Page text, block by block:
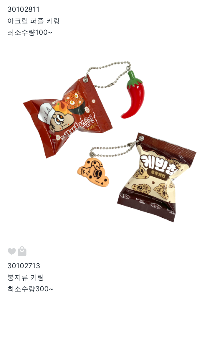
30102811
아크릴 퍼즐 키링
최소수량100~
30102713
봉지류 키링
최소수량300~